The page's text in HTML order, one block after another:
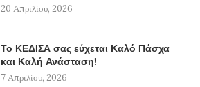
20 Απριλίου, 2026
Το ΚΕΔΙΣΑ σας εύχεται Καλό Πάσχα
και Καλή Ανάσταση!
7 Απριλίου, 2026